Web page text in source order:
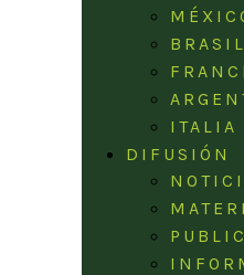
BRASIL
ITALIA
DIFUSIÓN